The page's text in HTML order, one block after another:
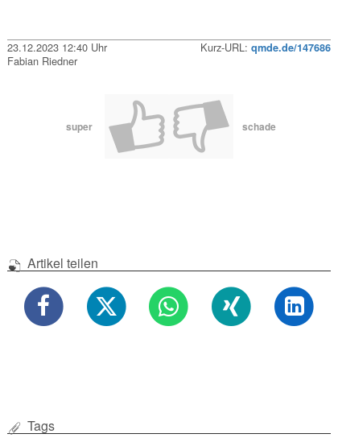
23.12.2023 12:40 Uhr Kurz-URL: qmde.de/147686
Fabian Riedner
super schade
Artikel teilen
Tags